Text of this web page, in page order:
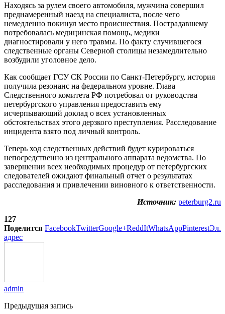
Находясь за рулем своего автомобиля, мужчина совершил
преднамеренный наезд на специалиста, после чего
немедленно покинул место происшествия. Пострадавшему
потребовалась медицинская помощь, медики
диагностировали у него травмы. По факту случившегося
следственные органы Северной столицы незамедлительно
возбудили уголовное дело.
Как сообщает ГСУ СК России по Санкт-Петербургу, история
получила резонанс на федеральном уровне. Глава
Следственного комитета РФ потребовал от руководства
петербургского управления предоставить ему
исчерпывающий доклад о всех установленных
обстоятельствах этого дерзкого преступления. Расследование
инцидента взято под личный контроль.
Теперь ход следственных действий будет курироваться
непосредственно из центрального аппарата ведомства. По
завершении всех необходимых процедур от петербургских
следователей ожидают финальный отчет о результатах
расследования и привлечении виновного к ответственности.
Источник: peterburg2.ru
127
Поделится FacebookTwitterGoogle+ReddItWhatsAppPinterestЭл.
адрес
admin
Предыдущая запись